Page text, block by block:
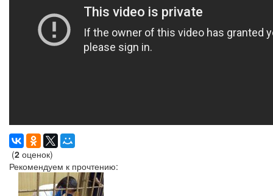
(2 оценок)
Рекомендуем к прочтению: